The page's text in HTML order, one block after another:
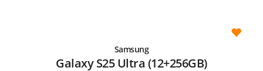
Samsung
Galaxy S25 Ultra (12+256GB)